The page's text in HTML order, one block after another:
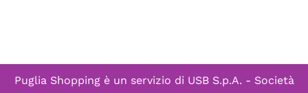
Puglia Shopping è un servizio di USB S.p.A. - Società